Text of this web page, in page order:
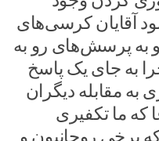
آقایان کرسی‌های
و به پرسش‌های رو به
به جای یک پاسخ
به مقابله دیگران
که ما تکفیری